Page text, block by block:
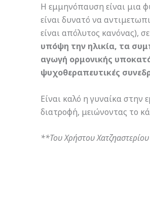
Η εμμηνόπαυση είναι μια
είναι δυνατό να
είναι απόλυτος κανόνας),
υπόψη την ηλικία, τα
αγωγή ορμονικής
ψυχοθεραπευτικές
Είναι καλό η γυναίκα
διατροφή, μειώνοντας το
**Του Χρήστου